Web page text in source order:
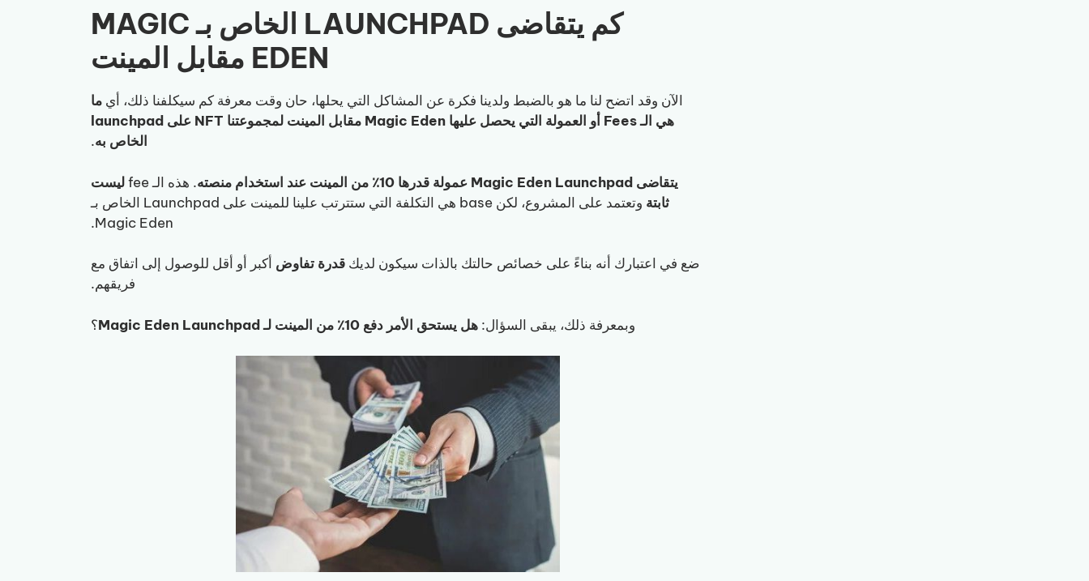
كم يتقاضى LAUNCHPAD الخاص بـ MAGIC
EDEN مقابل المينت
الآن وقد اتضح لنا ما هو بالضبط ولدينا فكرة عن المشاكل التي يحلها، حان وقت معرفة كم سيكلفنا ذلك، أي ما
هي الـ Fees أو العمولة التي يحصل عليها Magic Eden مقابل المينت لمجموعتنا NFT على launchpad
الخاص به.
يتقاضى Magic Eden Launchpad عمولة قدرها 10٪ من المينت عند استخدام منصته . هذه الـ fee
ليست
ثابتة
وتعتمد على المشروع، لكن base هي التكلفة التي ستترتب علينا للمينت على Launchpad الخاص بـ
Magic Eden.
ضع في اعتبارك أنه بناءً على خصائص حالتك بالذات سيكون لديك قدرة تفاوض أكبر أو أقل للوصول إلى اتفاق مع
فريقهم.
وبمعرفة ذلك، يبقى السؤال: هل يستحق الأمر دفع 10٪ من المينت لـ Magic Eden Launchpad ؟